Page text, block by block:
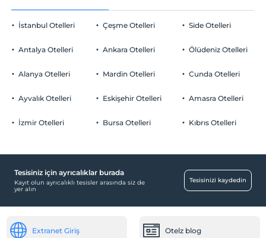
İstanbul Otelleri
Antalya Otelleri
Alanya Otelleri
Ayvalık Otelleri
İzmir Otelleri
Çeşme Otelleri
Ankara Otelleri
Mardin Otelleri
Eskişehir Otelleri
Bursa Otelleri
Side Otelleri
Ölüdeniz Otelleri
Cunda Otelleri
Amasra Otelleri
Kıbrıs Otelleri
Tesisiniz için ayrıcalıklar burada
Kayıt olun ayrıcalıklı tesisler arasında siz de
yer alın
Tesisinizi kaydedin
Extranet Giriş Otelz blog